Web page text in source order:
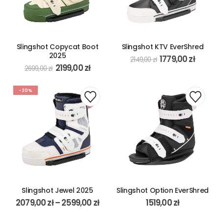
Slingshot Copycat Boot
2025
2699,00zł 2199,00zł
Slingshot KTV EverShred
2149,00zł 1779,00zł
-20%
Slingshot Jewel 2025
2079,00zł–2599,00 zł
Slingshot Option EverShred
1519,00zł